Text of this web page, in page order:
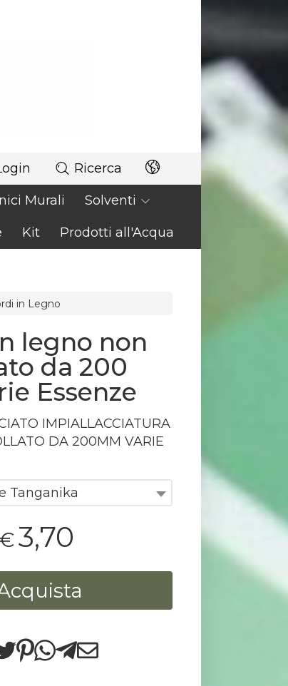
Ricerca
Murali Solventi
Kit Prodotti all'Acqua
in Legno
legno non
da 200
Essenze
IMPIALLACCIATURA
DA 200MM VARIE
Tanganika
€3,70